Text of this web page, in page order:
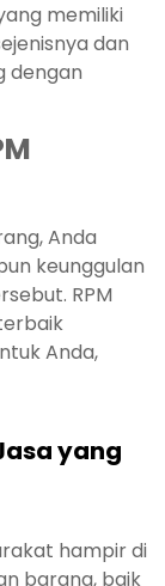
memiliki
dan
dengan
Anda
keunggulan
RPM
Anda,
yang
hampir di
barang, baik